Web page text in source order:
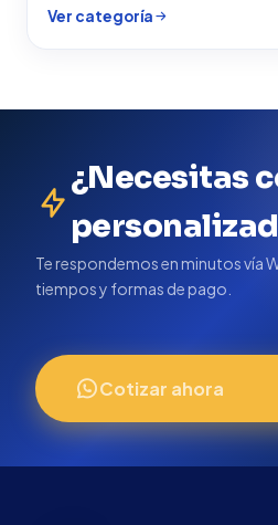
Ver categoría
¿Necesitas
Te respondemos en minutos vía
tiempos y formas de pago.
Cotizar ahora